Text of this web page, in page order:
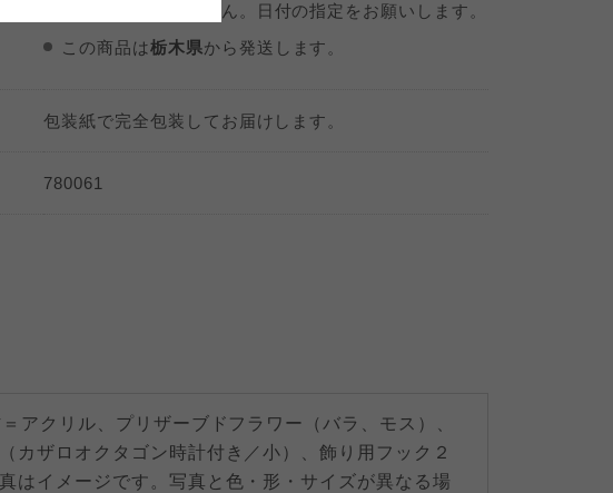
はできません。日付の指定をお願いします。
この商品は栃木県から発送します。
包装紙で完全包装してお届けします。
780061
アクリル、プリザーブドフラワー（バラ、モス）、
カザロオクタゴン時計付き／小）、飾り用フック２
はイメージです。写真と色・形・サイズが異なる場
市民生協
ま市民生協